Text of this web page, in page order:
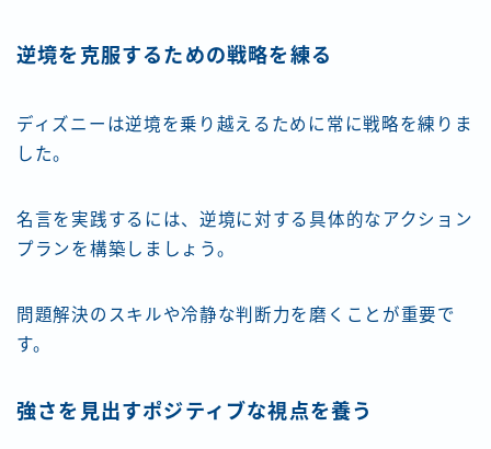
逆境を克服するための戦略を練る
ディズニーは逆境を乗り越えるために常に戦略を練りま
した。
名言を実践するには、逆境に対する具体的なアクション
プランを構築しましょう。
問題解決のスキルや冷静な判断力を磨くことが重要で
す。
強さを見出すポジティブな視点を養う